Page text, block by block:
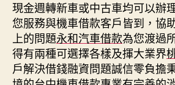
現金週轉新車或中古車均可以辦
您服務與機車借款客戶皆到，協
上的問題永和汽車借款為您渡過
得有兩種可選擇各樣及揮大業界
戶解決借錢融資問題誠信零負擔